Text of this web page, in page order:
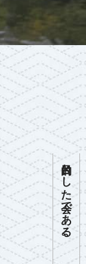
目的とした会である。